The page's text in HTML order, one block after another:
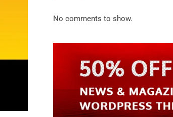
No comments to show.